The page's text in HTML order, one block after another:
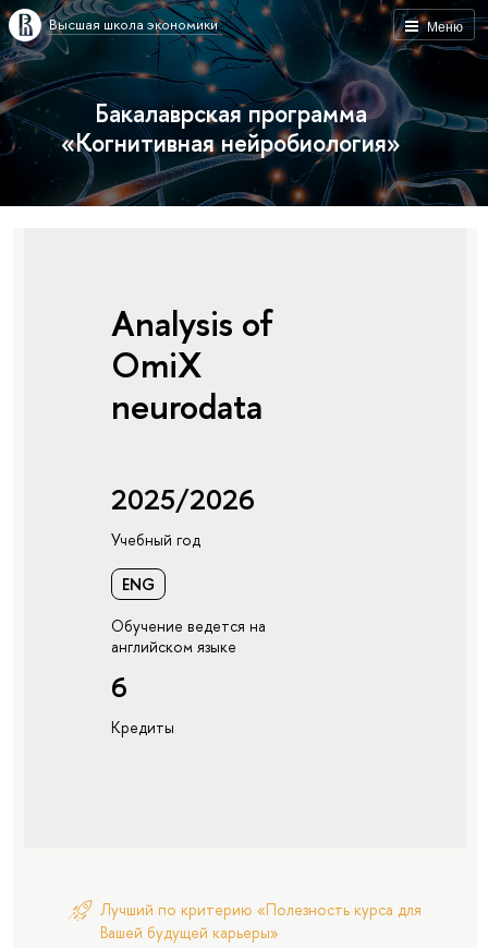
Меню
Высшая школа экономики
Бакалаврская программа
«Когнитивная нейробиология»
Analysis of
OmiX
neurodata
2025/2026
Учебный год
ENG
Обучение ведется на
английском языке
6
Кредиты
Лучший по критерию «Полезность курса для
Вашей будущей карьеры»